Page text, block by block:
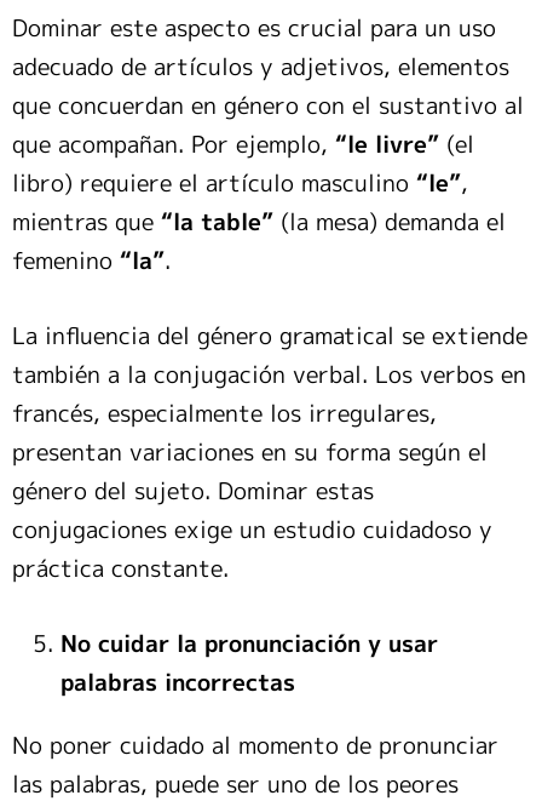
Dominar este aspecto es crucial para un uso
adecuado de artículos y adjetivos, elementos
que concuerdan en género con el sustantivo al
que acompañan. Por ejemplo, “le livre” (el
libro) requiere el artículo masculino “le”,
mientras que “la table” (la mesa) demanda el
femenino “la”.
La influencia del género gramatical se extiende
también a la conjugación verbal. Los verbos en
francés, especialmente los irregulares,
presentan variaciones en su forma según el
género del sujeto. Dominar estas
conjugaciones exige un estudio cuidadoso y
práctica constante.
No cuidar la pronunciación y usar
palabras incorrectas
No poner cuidado al momento de pronunciar
las palabras, puede ser uno de los peores